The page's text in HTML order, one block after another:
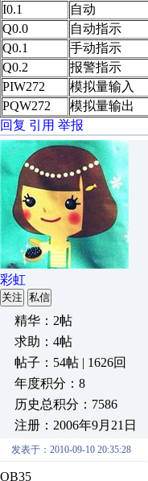
I0.1
自动
Q0.0
自动指示
Q0.1
手动指示
Q0.2
报警指示
PIW272
模拟量输入
PQW272
模拟量输出
回复 引用 举报
彩虹
关注 私信
精华：2帖
求助：4帖
帖子：54帖 | 1626回
年度积分：8
历史总积分：7586
注册：2006年9月21日
发表于：2010-09-10 20:35:28
OB35